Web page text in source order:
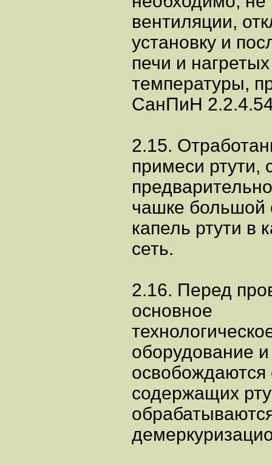
вентиляции,
установку и
печи и
температуры,
СанПиН
2.15.
примеси ртути,
чашке большой
капель ртути в
сеть.
2.16. Перед
основное
оборудование
содержащих